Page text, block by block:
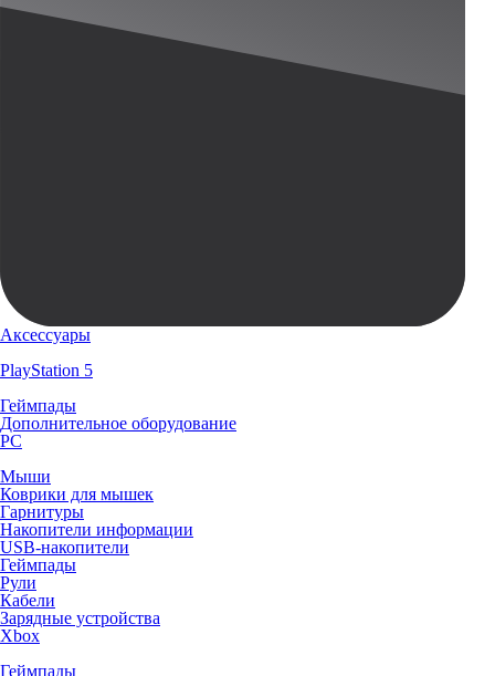
Аксессуары
PlayStation 5
Геймпады
Дополнительное оборудование
PC
Мыши
Коврики для мышек
Гарнитуры
Накопители информации
USB-накопители
Геймпады
Рули
Кабели
Зарядные устройства
Xbox
Геймпады